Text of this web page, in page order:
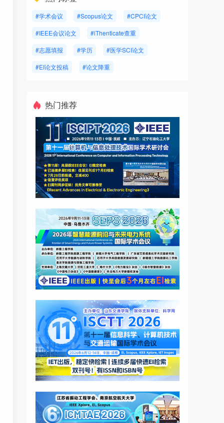
#学术会议 #Scopus论文
#CPCI论文
#IEEE会议论文
#iThenticate查重
#志愿填报
#学历
#医学SCI论文
#EI论文投稿
#论文降重
热门推荐